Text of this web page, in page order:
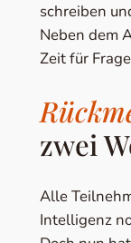
schreiben
Neben dem
Zeit für
zwei
Alle
Intelligenz